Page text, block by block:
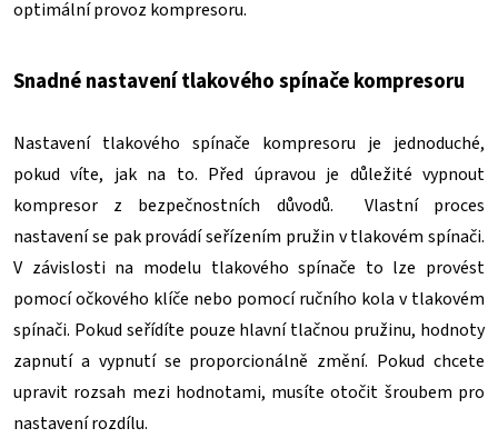
optimální provoz kompresoru.
Snadné nastavení tlakového spínače kompresoru
Nastavení tlakového spínače kompresoru je jednoduché,
pokud víte, jak na to. Před úpravou je důležité vypnout
kompresor z bezpečnostních důvodů. Vlastní proces
nastavení se pak provádí seřízením pružin v tlakovém spínači.
V závislosti na modelu tlakového spínače to lze provést
pomocí očkového klíče nebo pomocí ručního kola v tlakovém
spínači. Pokud seřídíte pouze hlavní tlačnou pružinu, hodnoty
zapnutí a vypnutí se proporcionálně změní. Pokud chcete
upravit rozsah mezi hodnotami, musíte otočit šroubem pro
nastavení rozdílu.